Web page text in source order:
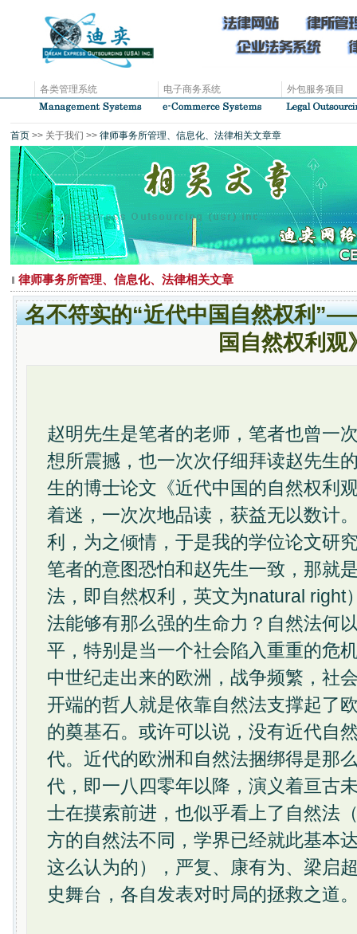
各类管理系统 电子商务系统 外包服务项目
首页 >> 关于我们 >> 律师事务所管理、信息化、法律相关文章章
律师事务所管理、信息化、法律相关文章
名不符实的“近代中国自然权利
国自然权利观
赵明先生是笔者的老师，笔者也曾一
想所震撼，也一次次仔细拜读赵先生
生的博士论文《近代中国的自然权利
着迷，一次次地品读，获益无以数计
利，为之倾情，于是我的学位论文研
笔者的意图恐怕和赵先生一致，那就
法，即自然权利，英文为natural right
法能够有那么强的生命力？自然法何
平，特别是当一个社会陷入重重的危
中世纪走出来的欧洲，战争频繁，社
开端的哲人就是依靠自然法支撑起了
的奠基石。或许可以说，没有近代自
代。近代的欧洲和自然法捆绑得是那
代，即一八四零年以降，演义着亘古
士在摸索前进，也似乎看上了自然法
方的自然法不同，学界已经就此基本
这么认为的），严复、康有为、梁启
史舞台，各自发表对时局的拯救之道